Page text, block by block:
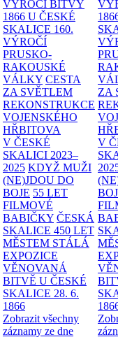
VÝROČÍ BITVY
1866 U ČESKÉ
SKALICE 160.
VÝROČÍ
PRUSKO-
RAKOUSKÉ
VÁLKY CESTA
ZA SVĚTLEM
REKONSTRUKCE
VOJENSKÉHO
HŘBITOVA
V ČESKÉ
SKALICI 2023–
2025 KDYŽ MUŽI
(NE)JDOU DO
BOJE 55 LET
FILMOVÉ
BABIČKY ČESKÁ
SKALICE 450 LET
MĚSTEM STÁLÁ
EXPOZICE
VĚNOVANÁ
BITVĚ U ČESKÉ
SKALICE 28. 6.
1866
Zobrazit všechny
záznamy ze dne
ZA
V